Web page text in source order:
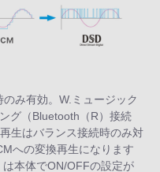
み有効。W.ミュージック
グ（Bluetooth（R）接続
生はバランス接続時のみ対
への変換再生になります
本体でON/OFFの設定が